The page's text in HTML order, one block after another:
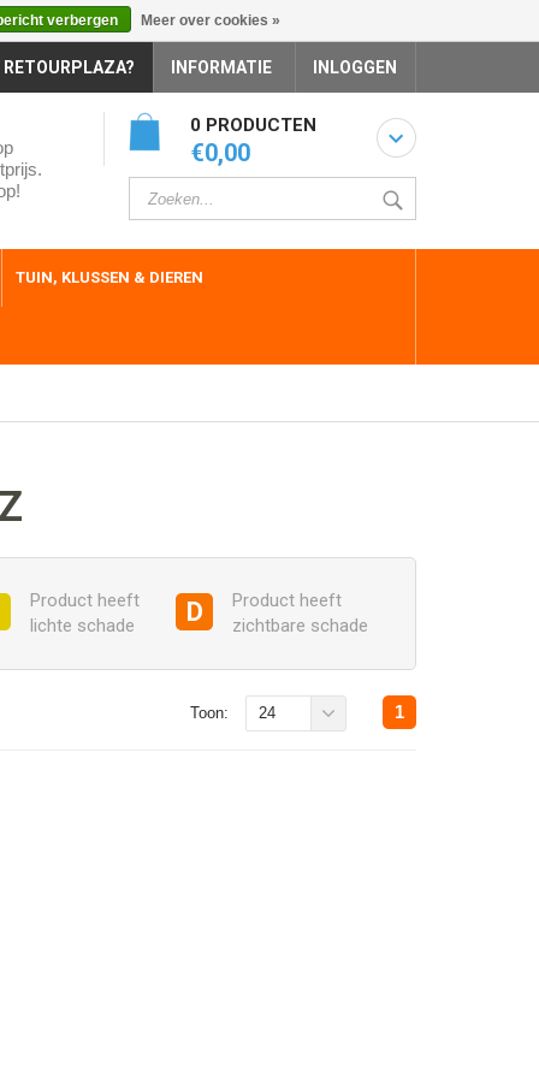
RETOURPLAZA? INFORMATIE INLOGGEN
0 PRODUCTEN
€0,00
TUIN, KLUSSEN & DIEREN
Product heeft
lichte schade
D
Product heeft
zichtbare schade
1
Toon: 24
verbergen Meer over cookies »